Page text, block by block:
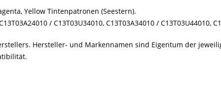
Yellow Tintenpatronen (Seestern).
/ C13T03U34010, C13T03A34010 / C13T03U44010,
Hersteller- und Markennamen sind Eigentum der